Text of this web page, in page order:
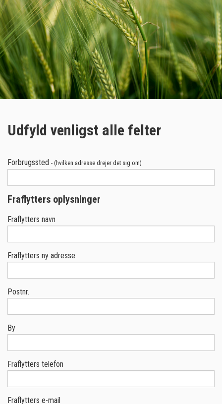
Udfyld venligst alle felter
Forbrugssted - (hvilken adresse drejer det sig om)
Fraflytters oplysninger
Fraflytters navn
Fraflytters ny adresse
Postnr.
By
Fraflytters telefon
Fraflytters e-mail